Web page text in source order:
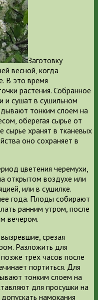
Заготовку
весной, когда
В это время
растения. Собранное
и сушат в сушильном
тонким слоем на
оберегая сырье от
сырье хранят в тканевых
оно сохраняет в
цветения черемухи,
открытом воздухе или
или в сушилке.
года. Плоды собирают
ранним утром, после
вечером.
срезая
Разложить для
трех часов после
портиться. Для
тонким слоем на
для просушки на
намокания